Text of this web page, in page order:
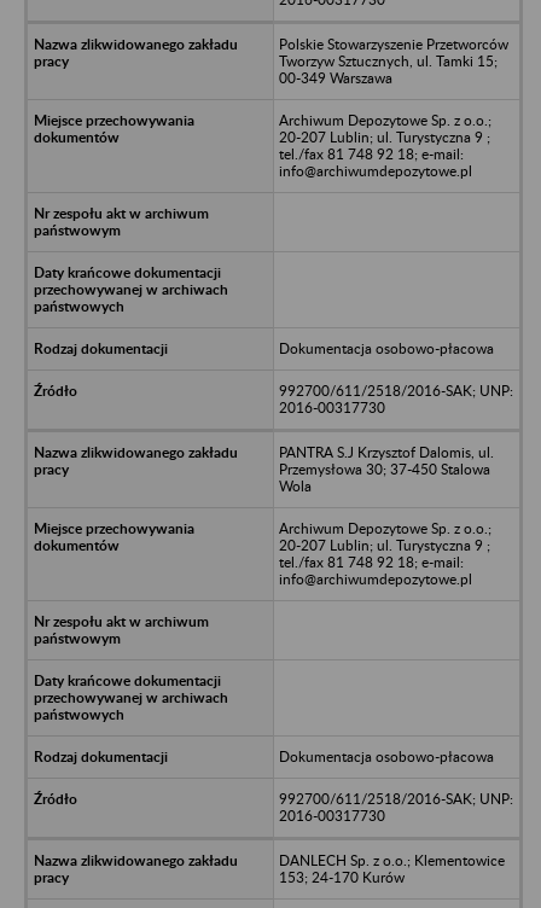
Polskie Stowarzyszenie Przetworców
Tworzyw Sztucznych, ul. Tamki 15;
00-349 Warszawa
Archiwum Depozytowe Sp. z o.o.;
20-207 Lublin; ul. Turystyczna 9 ;
tel./fax 81 748 92 18; e-mail:
info@archiwumdepozytowe.pl
Dokumentacja osobowo-płacowa
992700/611/2518/2016-SAK; UNP:
2016-00317730
PANTRA S.J Krzysztof Dalomis, ul.
Przemysłowa 30; 37-450 Stalowa
Wola
Archiwum Depozytowe Sp. z o.o.;
20-207 Lublin; ul. Turystyczna 9 ;
tel./fax 81 748 92 18; e-mail:
info@archiwumdepozytowe.pl
Dokumentacja osobowo-płacowa
992700/611/2518/2016-SAK; UNP:
2016-00317730
DANLECH Sp. z o.o.; Klementowice
153; 24-170 Kurów